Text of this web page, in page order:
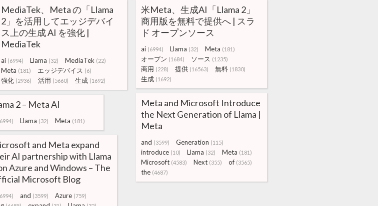
MediaTek、Meta の「Llama
2」を活用してエッジデバイ
ス上の生成 AI を強化 |
MediaTek
ai (6994) Llama (32) MediaTek (22)
Meta (181) エッジデバイス (6)
強化 (2936) 活用 (5660) 生成 (1692)
米Meta、生成AI「Llama 2」
商用版を無料で提供へ | スラ
ド オープンソース
ai (6994) Llama (32) Meta (181)
オープン (1684) ソース (1235)
商用 (228) 提供 (16563) 無料 (1830)
生成 (1692)
Meta and Microsoft Introduce
the Next Generation of Llama |
Meta
and (3599) Generation (115)
introduce (10) Llama (32) Meta (181)
Microsoft (4583) Next (355) of (3565)
the (4687)
2 – Meta AI
Llama (32) Meta (181)
and Meta expand
AI partnership with Llama
Azure and Windows – The
Microsoft Blog
and (3599) Azure (759)